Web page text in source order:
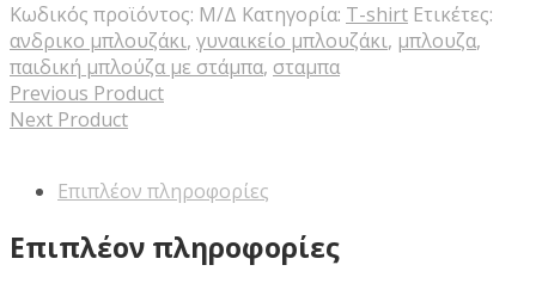
Κωδικός προϊόντος: Μ/Δ Κατηγορία: T-shirt Ετικέτες:
ανδρικο μπλουζάκι, γυναικείο μπλουζάκι, μπλουζα,
παιδική μπλούζα με στάμπα, σταμπα
Previous Product
Next Product
Επιπλέον πληροφορίες
Επιπλέον πληροφορίες